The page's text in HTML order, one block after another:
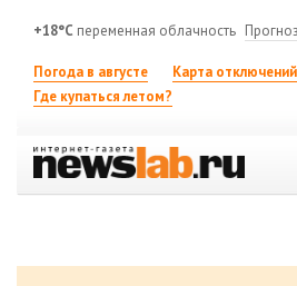
+18°C переменная облачность
Погода в августе Карта
Где купаться летом?